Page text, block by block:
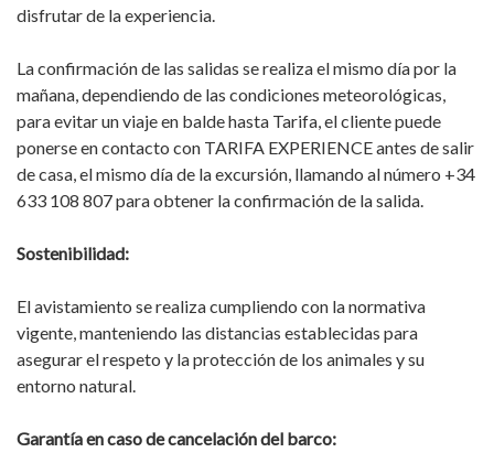
disfrutar de la experiencia.
La confirmación de las salidas se realiza el mismo día por la
mañana, dependiendo de las condiciones meteorológicas,
para evitar un viaje en balde hasta Tarifa, el cliente puede
ponerse en contacto con TARIFA EXPERIENCE antes de salir
de casa, el mismo día de la excursión, llamando al número +34
633 108 807 para obtener la confirmación de la salida.
Sostenibilidad:
El avistamiento se realiza cumpliendo con la normativa
vigente, manteniendo las distancias establecidas para
asegurar el respeto y la protección de los animales y su
entorno natural.
Garantía en caso de cancelación del barco: